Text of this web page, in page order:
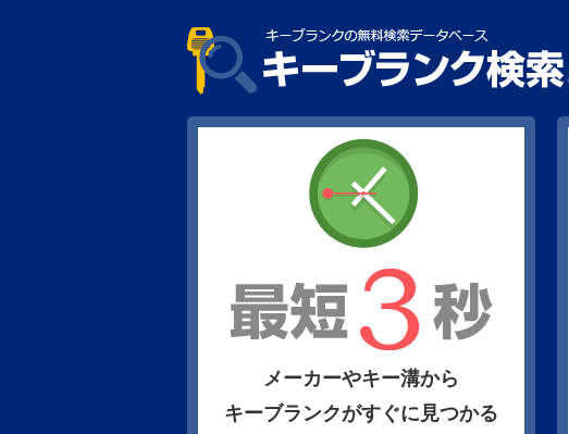
メーカーやキー溝から
キーブランクがすぐに見つかる